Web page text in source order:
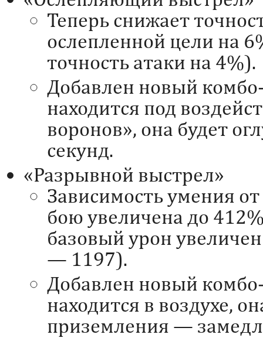
Теперь снижает
ослепленной цели на
точность атаки на 4%).
Добавлен новый
находится под
воронов», она будет
секунд.
«Разрывной выстрел»
Зависимость умения
бою увеличена до
базовый урон
— 1197).
Добавлен новый
находится в воздухе,
приземления —